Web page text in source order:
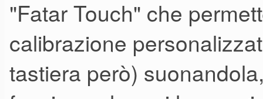
"Fatar Touch" che
calibrazione
tastiera però)